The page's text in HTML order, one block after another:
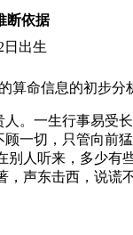
断依据
日出生
命信息的初步分
。一生行事易
一切，只管向
人听来，多少
声东击西，说